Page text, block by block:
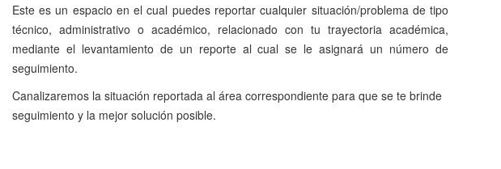
Este es un espacio en el cual puedes reportar cualquier situación/problema de tipo
técnico, administrativo o académico, relacionado con tu trayectoria académica,
mediante el levantamiento de un reporte al cual se le asignará un número de
seguimiento.
Canalizaremos la situación reportada al área correspondiente para que se te brinde
seguimiento y la mejor solución posible.